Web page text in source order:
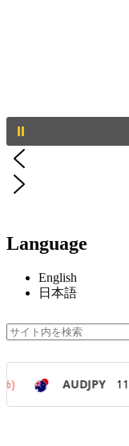
Language
English
日本語